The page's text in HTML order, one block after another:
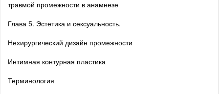
травмой промежности в анамнезе
Глава 5. Эстетика и сексуальность.
Нехирургический дизайн промежности
Интимная контурная пластика
Терминология